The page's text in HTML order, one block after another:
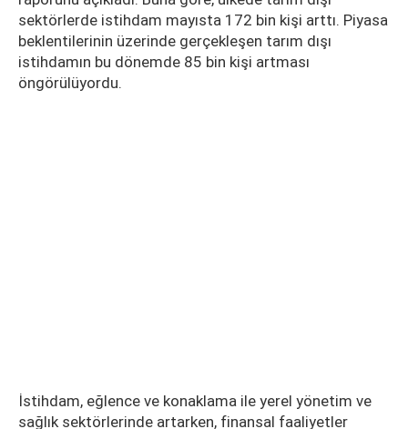
sektörlerde istihdam mayısta 172 bin kişi arttı. Piyasa
beklentilerinin üzerinde gerçekleşen tarım dışı
istihdamın bu dönemde 85 bin kişi artması
öngörülüyordu.
İstihdam, eğlence ve konaklama ile yerel yönetim ve
sağlık sektörlerinde artarken, finansal faaliyetler